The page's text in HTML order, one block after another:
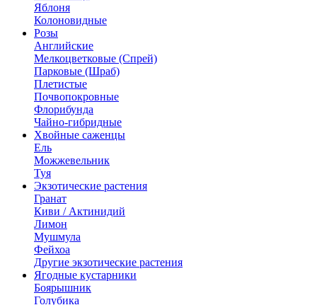
Яблоня
Колоновидные
Розы
Английские
Мелкоцветковые (Спрей)
Парковые (Шраб)
Плетистые
Почвопокровные
Флорибунда
Чайно-гибридные
Хвойные саженцы
Ель
Можжевельник
Туя
Экзотические растения
Гранат
Киви / Актинидий
Лимон
Мушмула
Фейхоа
Другие экзотические растения
Ягодные кустарники
Боярышник
Голубика